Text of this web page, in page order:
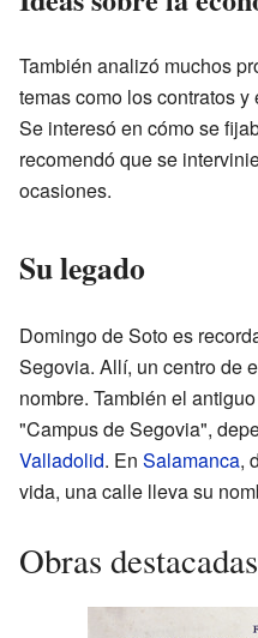
También analizó muchos
temas como los contratos
Se interesó en cómo se
recomendó que se
ocasiones.
Su legado
Domingo de Soto es
Segovia. Allí, un centro de
nombre. También el
"Campus de Segovia",
Valladolid. En Salamanca,
vida, una calle lleva su
Obras destacadas